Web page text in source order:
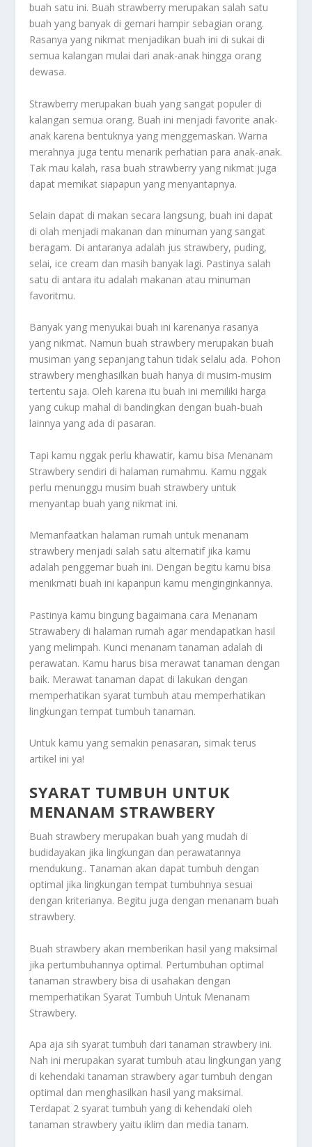
buah satu ini. Buah strawberry merupakan salah satu
buah yang banyak di gemari hampir sebagian orang.
Rasanya yang nikmat menjadikan buah ini di sukai di
semua kalangan mulai dari anak-anak hingga orang
dewasa.
Strawberry merupakan buah yang sangat populer di
kalangan semua orang. Buah ini menjadi favorite anak-
anak karena bentuknya yang menggemaskan. Warna
merahnya juga tentu menarik perhatian para anak-anak.
Tak mau kalah, rasa buah strawberry yang nikmat juga
dapat memikat siapapun yang menyantapnya.
Selain dapat di makan secara langsung, buah ini dapat
di olah menjadi makanan dan minuman yang sangat
beragam. Di antaranya adalah jus strawbery, puding,
selai, ice cream dan masih banyak lagi. Pastinya salah
satu di antara itu adalah makanan atau minuman
favoritmu.
Banyak yang menyukai buah ini karenanya rasanya
yang nikmat. Namun buah strawbery merupakan buah
musiman yang sepanjang tahun tidak selalu ada. Pohon
strawbery menghasilkan buah hanya di musim-musim
tertentu saja. Oleh karena itu buah ini memiliki harga
yang cukup mahal di bandingkan dengan buah-buah
lainnya yang ada di pasaran.
Tapi kamu nggak perlu khawatir, kamu bisa Menanam
Strawbery sendiri di halaman rumahmu. Kamu nggak
perlu menunggu musim buah strawbery untuk
menyantap buah yang nikmat ini.
Memanfaatkan halaman rumah untuk menanam
strawbery menjadi salah satu alternatif jika kamu
adalah penggemar buah ini. Dengan begitu kamu bisa
menikmati buah ini kapanpun kamu menginginkannya.
Pastinya kamu bingung bagaimana cara Menanam
Strawabery di halaman rumah agar mendapatkan hasil
yang melimpah. Kunci menanam tanaman adalah di
perawatan. Kamu harus bisa merawat tanaman dengan
baik. Merawat tanaman dapat di lakukan dengan
memperhatikan syarat tumbuh atau memperhatikan
lingkungan tempat tumbuh tanaman.
Untuk kamu yang semakin penasaran, simak terus
artikel ini ya!
SYARAT TUMBUH UNTUK
MENANAM STRAWBERY
Buah strawbery merupakan buah yang mudah di
budidayakan jika lingkungan dan perawatannya
mendukung.. Tanaman akan dapat tumbuh dengan
optimal jika lingkungan tempat tumbuhnya sesuai
dengan kriterianya. Begitu juga dengan menanam buah
strawbery.
Buah strawbery akan memberikan hasil yang maksimal
jika pertumbuhannya optimal. Pertumbuhan optimal
tanaman strawbery bisa di usahakan dengan
memperhatikan Syarat Tumbuh Untuk Menanam
Strawbery.
Apa aja sih syarat tumbuh dari tanaman strawbery ini.
Nah ini merupakan syarat tumbuh atau lingkungan yang
di kehendaki tanaman strawbery agar tumbuh dengan
optimal dan menghasilkan hasil yang maksimal.
Terdapat 2 syarat tumbuh yang di kehendaki oleh
tanaman strawbery yaitu iklim dan media tanam.